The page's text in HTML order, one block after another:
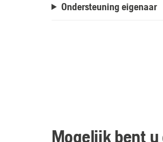
Ondersteuning eigenaar
Mogelijk bent